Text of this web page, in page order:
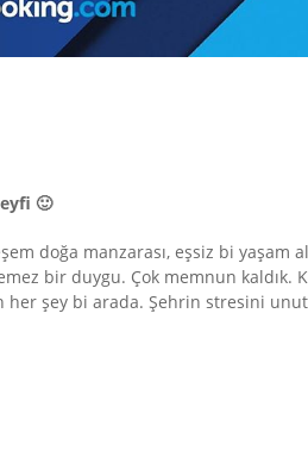
🙂
doğa manzarası, eşsiz bi yaşam
bir duygu. Çok memnun kaldık.
şey bi arada. Şehrin stresini